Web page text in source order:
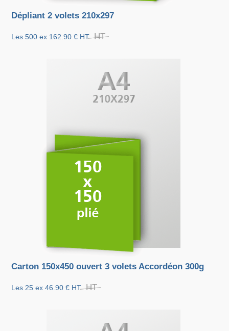
Dépliant 2 volets 210x297
Les 500 ex 162.90 € HT HT
Carton 150x450 ouvert 3 volets Accordéon 300g
Les 25 ex 46.90 € HT HT